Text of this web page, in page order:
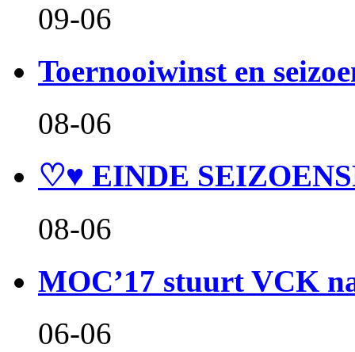
09-06
Toernooiwinst en
08-06
♡♥ EINDE
08-06
MOC’17 stuurt VCK
06-06